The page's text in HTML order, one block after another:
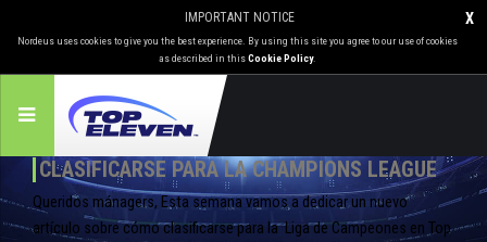
X
IMPORTANT NOTICE
Nordeus uses cookies to give you the best experience. By using this site you agree to our use of cookies
as described in thisCookie Policy.
CLASIFICARSE PARA LA CHAMPIONS LEAGUE
Queridos mánagers, Esta semana vamos a dedicar un nuevo
artículo sobre cómo clasificarse para la Liga de Campeones en Top